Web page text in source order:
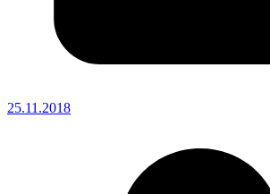
25.11.2018